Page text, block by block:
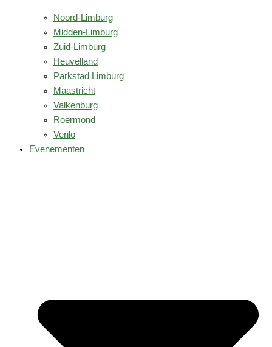
Noord-Limburg
Midden-Limburg
Zuid-Limburg
Heuvelland
Parkstad Limburg
Maastricht
Valkenburg
Roermond
Venlo
Evenementen